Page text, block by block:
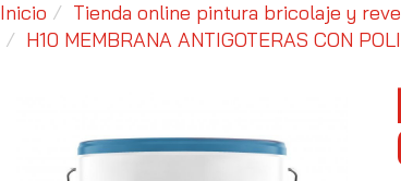
Inicio Tienda online pintura bricolaje y
H10 MEMBRANA ANTIGOTERAS CON